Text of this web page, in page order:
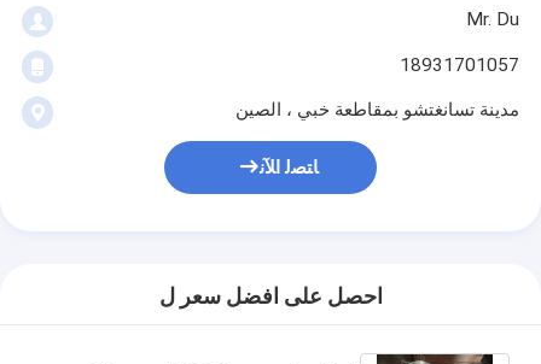
Mr. Du
18931701057
مدينة تسانغتشو بمقاطعة خبي ، الصين
ﺎﺘﺼﻟ ﺍﻶﻧ
احصل على افضل سعر ل